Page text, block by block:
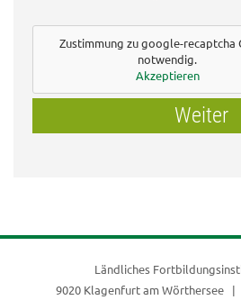
Zustimmung zu google-recaptcha
notwendig.
Akzeptieren
Weiter
Ländliches
9020 Klagenfurt am Wörthersee